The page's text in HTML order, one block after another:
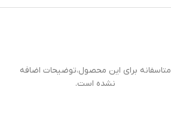
متاسفانه برای این محصول،توضیحات اضافه
نشده است.